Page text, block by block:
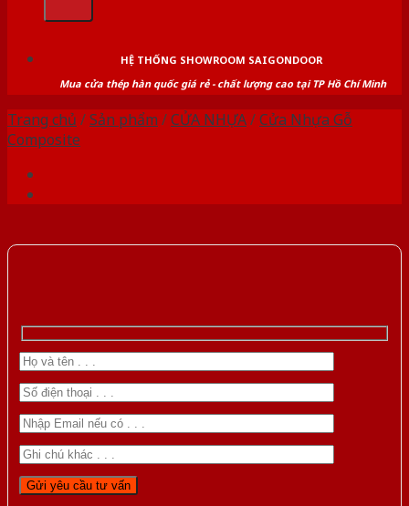
HỆ THỐNG SHOWROOM SAIGONDOOR
Mua cửa thép hàn quốc giá rẻ - chất lượng cao tại TP Hồ Chí Minh
Trang chủ /Sản phẩm /CỬA NHỰA/Cửa Nhựa Gỗ
Composite